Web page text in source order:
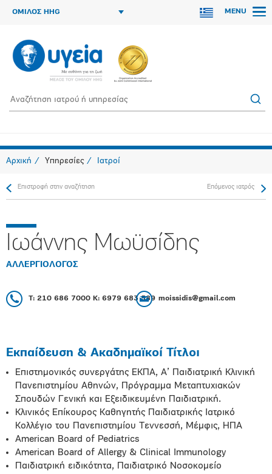
ΟΜΙΛΟΣ HHG MENU
Αρχική Υπηρεσίες Ιατροί
Επιστροφή στην αναζήτηση Επόμενος ιατρός
Ιωάννης Μωϋσίδης
ΑΛΛΕΡΓΙΟΛΟΓΟΣ
Τ: 210 686 7000 Κ: 6979 683 589 moissidis@gmail.com
Εκπαίδευση & Ακαδημαϊκοί Τίτλοι
Επιστημονικός συνεργάτης ΕΚΠΑ, Α’ Παιδιατρική Κλινική
Πανεπιστημίου Αθηνών, Πρόγραμμα Μεταπτυχιακών
Σπουδών Γενική και Εξειδικευμένη Παιδιατρική.
Κλινικός Επίκουρος Καθηγητής Παιδιατρικής Ιατρικό
Κολλέγιο του Πανεπιστημίου Τεννεσσή, Μέμφις, ΗΠΑ
American Board of Pediatrics
American Board of Allergy & Clinical Immunology
Παιδιατρική ειδικότητα, Παιδιατρικό Νοσοκομείο